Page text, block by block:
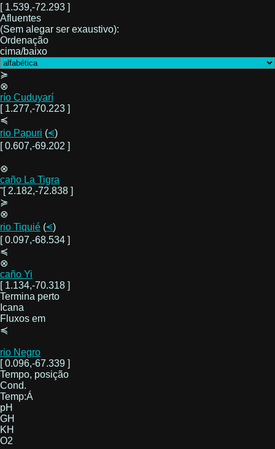
[ 1.539,-72.293 ]
Afluentes
(Sem alegar ser exaustivo):
Ordenação
cima/baixo
≽
⊗
río Cuduyarí
[ 1.277,-70.223 ]
≼
rio Papuri (⪪)
[ 0.607,-69.202 ]
⊗
caño La Tigra
˜[ 2.182,-72.838 ]
≽
⊗
rio Tiquié (⪪)
[ 0.097,-68.534 ]
≼
⊗
caño Yi
[ 1.134,-70.318 ]
Termina perto
Icana
Fluxos em
≼
rio Negro
[ 0.096,-67.339 ]
Tempo, posição
Cond.
Temp:Á
pH
GH
KH
O2